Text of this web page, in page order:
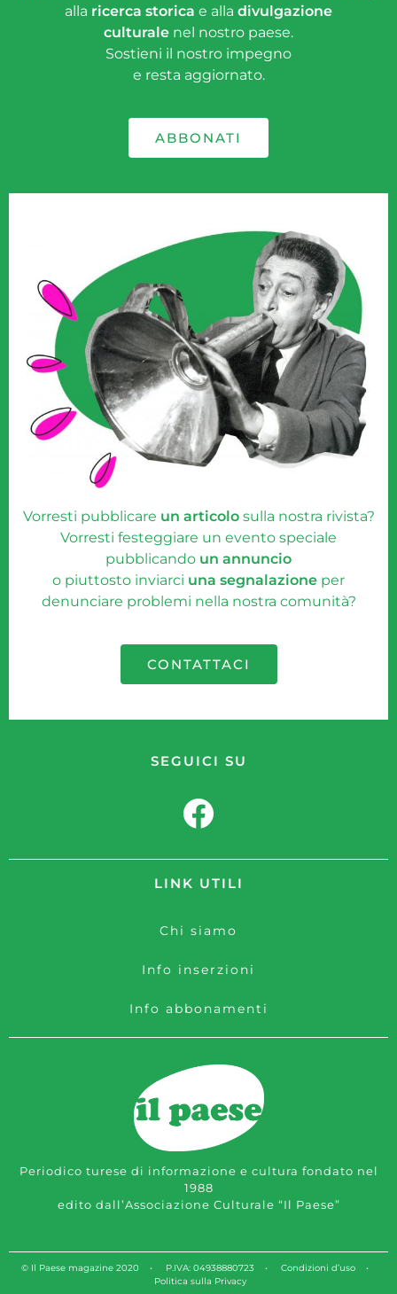
alla ricerca storica e alla divulgazione
culturale nel nostro paese.
Sostieni il nostro impegno
e resta aggiornato.
ABBONATI
Vorresti pubblicare un articolosulla nostra rivista?
Vorresti festeggiare un evento speciale
pubblicando un annuncio
o piuttosto inviarci una segnalazione per
denunciare problemi nella nostra comunità?
CONTATTACI
Periodico turese di informazione e cultura fondato nel
1988
edito dall’Associazione Culturale “Il Paese”
LINK UTILI
Chi siamo
Info inserzioni
Info abbonamenti
SEGUICI SU
© Il Paese magazine 2020 • P.IVA: 04938880723 • Condizioni d’uso•
Politica sulla Privacy